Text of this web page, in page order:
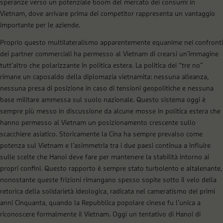
speranze verso un potenziale boom del mercato dei consumi in
Vietnam, dove arrivare prima dei competitor rappresenta un vantaggio
importante per le aziende.
Proprio questo multilateralismo apparentemente equanime nei confronti
dei partner commerciali ha permesso al Vietnam di crearsi un’immagine
tutt’altro che polarizzante in politica estera. La politica dei “tre no”
rimane un caposaldo della diplomazia vietnamita: nessuna alleanza,
nessuna presa di posizione in caso di tensioni geopolitiche e nessuna
base militare ammessa sul suolo nazionale. Questo sistema oggi è
sempre più messo in discussione da alcune mosse in politica estera che
hanno permesso al Vietnam un posizionamento crescente sullo
scacchiere asiatico. Storicamente la Cina ha sempre prevalso come
potenza sul Vietnam e l’asimmetria tra i due paesi continua a influire
sulle scelte che Hanoi deve fare per mantenere la stabilità intorno ai
propri confini. Questo rapporto è sempre stato turbolento e altalenante,
nonostante queste frizioni rimangano spesso sopite sotto il velo della
retorica della solidarietà ideologica, radicata nel cameratismo dei primi
anni Cinquanta, quando la Repubblica popolare cinese fu l’unica a
riconoscere formalmente il Vietnam. Oggi un tentativo di Hanoi di